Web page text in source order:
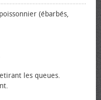
(ébarbés,
les queues.